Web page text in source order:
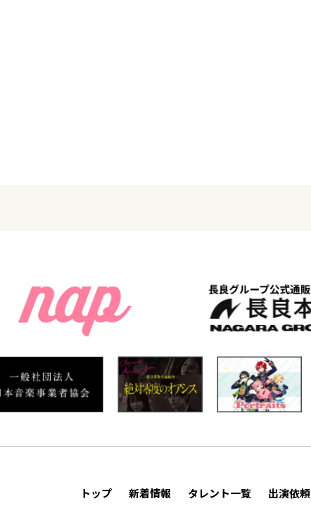
トップ 新着情報 タレント一覧 出演依頼